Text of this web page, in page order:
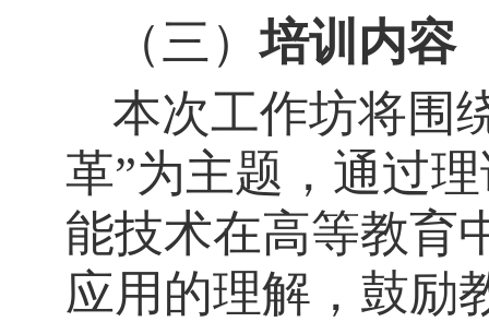
（三）培训内容
本次工作坊将围
革”为主题，通过
能技术在高等教育
应用的理解，鼓励